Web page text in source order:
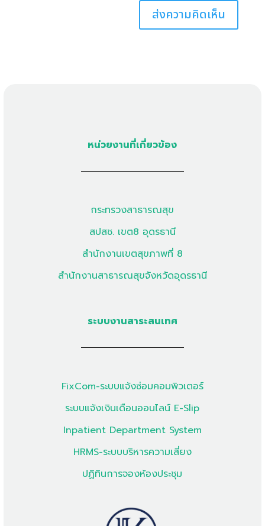
หน่วยงานที่เกี่ยวข้อง
กระทรวงสาธารณสุข
สปสช. เขต8 อุดรธานี
สำนักงานเขตสุขภาพที่ 8
สำนักงานสาธารณสุขจังหวัดอุดรธานี
ระบบงานสาระสนเทศ
FixCom-ระบบแจ้งซ่อมคอมพิวเตอร์
ระบบแจ้งเงินเดือนออนไลน์ E-Slip
Inpatient Department System
HRMS-ระบบบริหารความเสี่ยง
ปฏิทินการจองห้องประชุม